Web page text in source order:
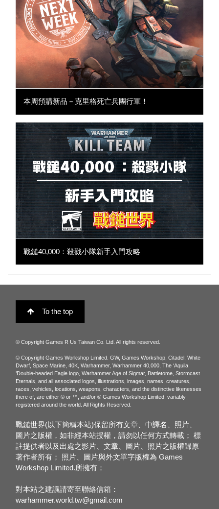
本周預購新品－克里格死亡兵團行軍！
戰鎚40,000：殺戮小隊新手入門攻略
To the top
© Copyright Games R Us Taiwan Co. Ltd. All rights reserved.
© Copyright Games Workshop Limited. GW, Games Workshop, Citadel, White
Dwarf, Space Marine, 40K, Warhammer, Warhammer 40,000, The ‘Aquila
’Double-headed Eagle logo, Warhammer Age of Sigmar, Battletome, Stormcast
Eternals, and all associated logos, illustrations, images, names, creatures,
races, vehicles, locations, weapons, characters, and the distinctive likenesses
there of, are either © or ™, and/or © Games Workshop Limited, variably
registered around the world. All Rights Reserved.
戰鎚世界(以下簡稱本站)保留所有文章、中譯名、照片、
圖片之版權，如非經本站授權，請勿以任何方式轉載； 標
註提供者以及出處之影片、文章、圖片、照片之版權歸原
著作者所有； 照片、圖片與外文單字版權為 Games
Workshop Limited.所擁有；
對本站之建議請寄至聯絡信箱：
warhammer.world.tw@gmail.com